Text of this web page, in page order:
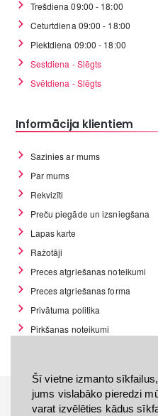
Šī vietne izmanto
jums vislabāko pieredzi
varat izvēlēties kādus
Trešdiena 09:00 - 18:00
Ceturtdiena 09:00 - 18:00
Piektdiena 09:00 - 18:00
Sestdiena - Slēgts
Svētdiena - Slēgts
Informācija klientiem
Sazinies ar mums
Par mums
Rekvizīti
Preču piegāde un izsniegšana
Lapas karte
Ražotāji
Preces atgriešanas noteikumi
Preces atgriešanas forma
Privātuma politika
Pirkšanas noteikumi
Visas tiesības rezervētas.
Jebkuras Discomania.lv